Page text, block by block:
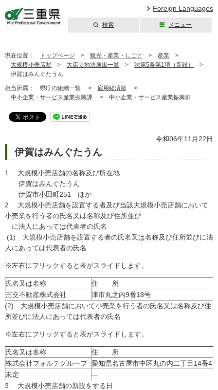
Foreign Languages
検索 メニュー
現在位置： トップページ > 観光・産業・しごと > 産業 >
大規模小売店舗 > 大店立地法届出一覧 > 法第5条第1項（新設）
>
伊賀はみんぐたうん
担当所属： 県庁の組織一覧 > 雇用経済部 >
中小企業・サービス産業振興課 > 中小企業・サービス産業振興班
令和06年11月22日
伊賀はみんぐたうん
1 大規模小売店舗の名称及び所在地
伊賀はみんぐたうん
伊賀市小田町251 ほか
2 大規模小売店舗を設置する者及び当該大規模小売店舗において
小売業を行う者の氏名又は名称及び住所並び
に法人にあっては代表者の氏名
(1) 大規模小売店舗を設置する者の氏名又は名称及び住所並びに法
人にあっては代表者の氏名
※左右にフリックすると表がスライドします。
氏名又は名称
住 所
三交不動産株式会社
津市丸之内9番18号
(2) 大規模小売店舗において小売業を行う者の氏名又は名称及び住
所並びに法人にあっては代表者の氏名
※左右にフリックすると表がスライドします。
氏名又は名称
住 所
株式会社フォルテグループ 愛知県名古屋市中区丸の内二丁目14番4
未定
―
3 大規模小売店舗の新設をする日